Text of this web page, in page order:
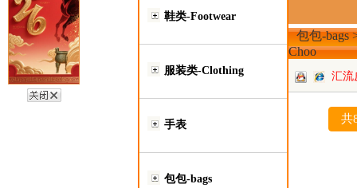
鞋类-Footwear
服装类-Clothing
手表
包包-bags
包包-bags
Choo
汇流
共